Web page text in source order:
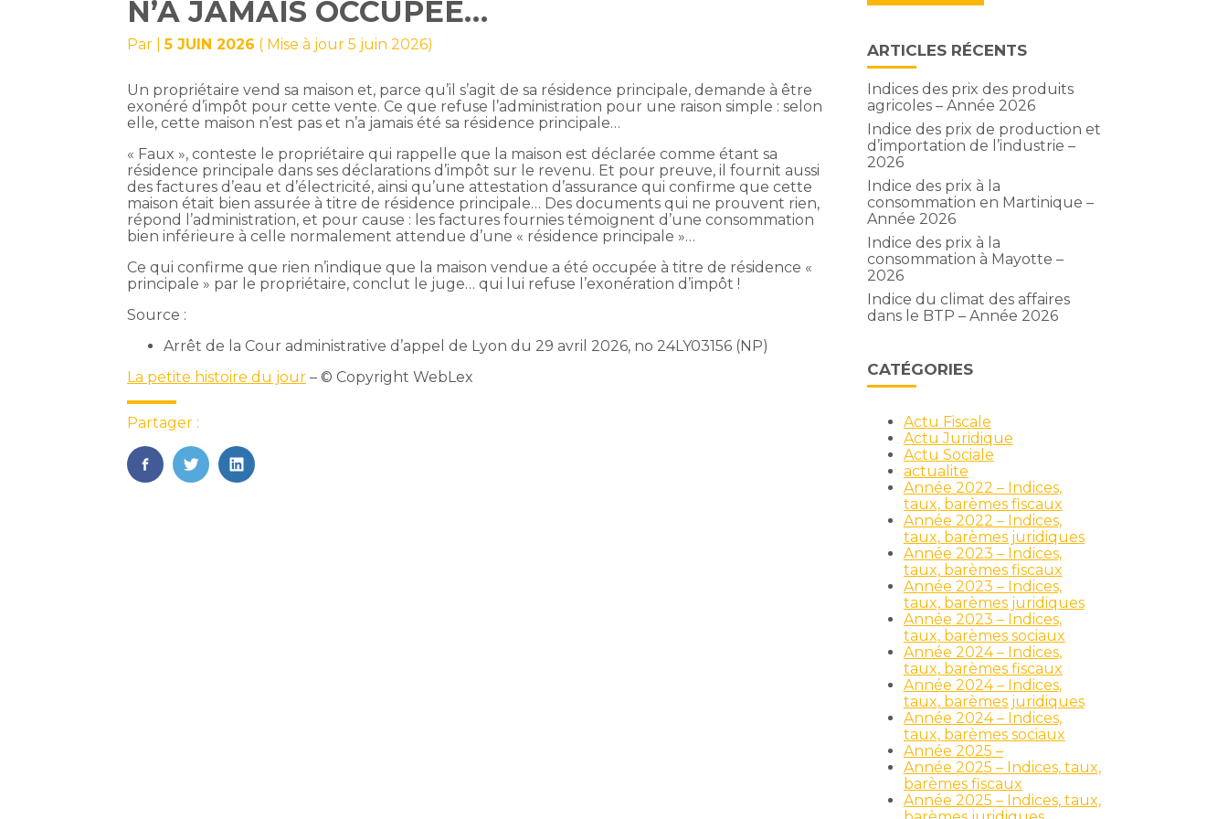
N’A JAMAIS OCCUPÉE…
Par |5 JUIN 2026 ( Mise à jour 5 juin 2026)
Un propriétaire vend sa maison et, parce qu’il s’agit de sa résidence principale, demande à être
exonéré d’impôt pour cette vente. Ce que refuse l’administration pour une raison simple : selon
elle, cette maison n’est pas et n’a jamais été sa résidence principale…
« Faux », conteste le propriétaire qui rappelle que la maison est déclarée comme étant sa
résidence principale dans ses déclarations d’impôt sur le revenu. Et pour preuve, il fournit aussi
des factures d’eau et d’électricité, ainsi qu’une attestation d’assurance qui confirme que cette
maison était bien assurée à titre de résidence principale… Des documents qui ne prouvent rien,
répond l’administration, et pour cause : les factures fournies témoignent d’une consommation
bien inférieure à celle normalement attendue d’une « résidence principale »…
Ce qui confirme que rien n’indique que la maison vendue a été occupée à titre de résidence «
principale » par le propriétaire, conclut le juge… qui lui refuse l’exonération d’impôt !
Source :
Arrêt de la Cour administrative d’appel de Lyon du 29 avril 2026, no 24LY03156 (NP)
La petite histoire du jour – © Copyright WebLex
Partager :
FaceBook
TwitterLinkedIn
ARTICLES RÉCENTS
Indices des prix des produits
agricoles – Année 2026
Indice des prix de production et
d’importation de l’industrie –
2026
Indice des prix à la
consommation en Martinique –
Année 2026
Indice des prix à la
consommation à Mayotte –
2026
Indice du climat des affaires
dans le BTP – Année 2026
CATÉGORIES
Actu Fiscale
Actu Juridique
Actu Sociale
actualite
Année 2022 – Indices,
taux, barèmes fiscaux
Année 2022 – Indices,
taux, barèmes juridiques
Année 2023 – Indices,
taux, barèmes fiscaux
Année 2023 – Indices,
taux, barèmes juridiques
Année 2023 – Indices,
taux, barèmes sociaux
Année 2024 – Indices,
taux, barèmes fiscaux
Année 2024 – Indices,
taux, barèmes juridiques
Année 2024 – Indices,
taux, barèmes sociaux
Année 2025 –
Année 2025 – Indices, taux,
barèmes fiscaux
Année 2025 – Indices, taux,